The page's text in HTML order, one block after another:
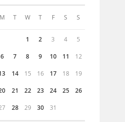
M T W T F S S
1 2 3 4 5
6 7 8 9 10 11 12
14 15 16 17 18 19
21 22 23 24 25 26
28 29 30 31